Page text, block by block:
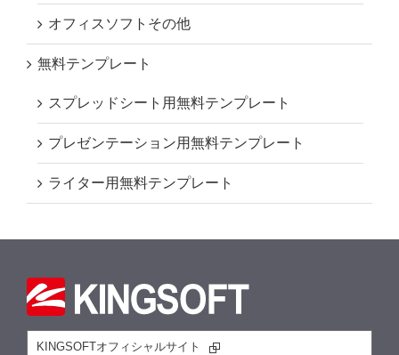
オフィスソフトその他
無料テンプレート
スプレッドシート用無料テンプレート
プレゼンテーション用無料テンプレート
ライター用無料テンプレート
KINGSOFTオフィシャルサイト